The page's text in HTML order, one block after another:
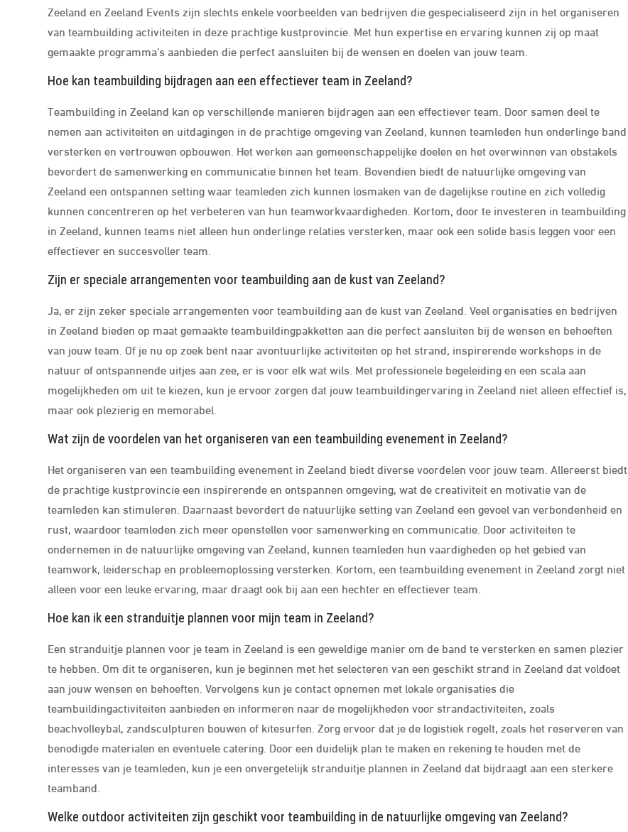
Zeeland en Zeeland Events zijn slechts enkele voorbeelden van bedrijven die gespecialiseerd zijn in het organiseren
van teambuilding activiteiten in deze prachtige kustprovincie. Met hun expertise en ervaring kunnen zij op maat
gemaakte programma’s aanbieden die perfect aansluiten bij de wensen en doelen van jouw team.
Hoe kan teambuilding bijdragen aan een effectiever team in Zeeland?
Teambuilding in Zeeland kan op verschillende manieren bijdragen aan een effectiever team. Door samen deel te
nemen aan activiteiten en uitdagingen in de prachtige omgeving van Zeeland, kunnen teamleden hun onderlinge band
versterken en vertrouwen opbouwen. Het werken aan gemeenschappelijke doelen en het overwinnen van obstakels
bevordert de samenwerking en communicatie binnen het team. Bovendien biedt de natuurlijke omgeving van
Zeeland een ontspannen setting waar teamleden zich kunnen losmaken van de dagelijkse routine en zich volledig
kunnen concentreren op het verbeteren van hun teamworkvaardigheden. Kortom, door te investeren in teambuilding
in Zeeland, kunnen teams niet alleen hun onderlinge relaties versterken, maar ook een solide basis leggen voor een
effectiever en succesvoller team.
Zijn er speciale arrangementen voor teambuilding aan de kust van Zeeland?
Ja, er zijn zeker speciale arrangementen voor teambuilding aan de kust van Zeeland. Veel organisaties en bedrijven
in Zeeland bieden op maat gemaakte teambuildingpakketten aan die perfect aansluiten bij de wensen en behoeften
van jouw team. Of je nu op zoek bent naar avontuurlijke activiteiten op het strand, inspirerende workshops in de
natuur of ontspannende uitjes aan zee, er is voor elk wat wils. Met professionele begeleiding en een scala aan
mogelijkheden om uit te kiezen, kun je ervoor zorgen dat jouw teambuildingervaring in Zeeland niet alleen effectief is,
maar ook plezierig en memorabel.
Wat zijn de voordelen van het organiseren van een teambuilding evenement in Zeeland?
Het organiseren van een teambuilding evenement in Zeeland biedt diverse voordelen voor jouw team. Allereerst biedt
de prachtige kustprovincie een inspirerende en ontspannen omgeving, wat de creativiteit en motivatie van de
teamleden kan stimuleren. Daarnaast bevordert de natuurlijke setting van Zeeland een gevoel van verbondenheid en
rust, waardoor teamleden zich meer openstellen voor samenwerking en communicatie. Door activiteiten te
ondernemen in de natuurlijke omgeving van Zeeland, kunnen teamleden hun vaardigheden op het gebied van
teamwork, leiderschap en probleemoplossing versterken. Kortom, een teambuilding evenement in Zeeland zorgt niet
alleen voor een leuke ervaring, maar draagt ook bij aan een hechter en effectiever team.
Hoe kan ik een stranduitje plannen voor mijn team in Zeeland?
Een stranduitje plannen voor je team in Zeeland is een geweldige manier om de band te versterken en samen plezier
te hebben. Om dit te organiseren, kun je beginnen met het selecteren van een geschikt strand in Zeeland dat voldoet
aan jouw wensen en behoeften. Vervolgens kun je contact opnemen met lokale organisaties die
teambuildingactiviteiten aanbieden en informeren naar de mogelijkheden voor strandactiviteiten, zoals
beachvolleybal, zandsculpturen bouwen of kitesurfen. Zorg ervoor dat je de logistiek regelt, zoals het reserveren van
benodigde materialen en eventuele catering. Door een duidelijk plan te maken en rekening te houden met de
interesses van je teamleden, kun je een onvergetelijk stranduitje plannen in Zeeland dat bijdraagt aan een sterkere
teamband.
Welke outdoor activiteiten zijn geschikt voor teambuilding in de natuurlijke omgeving van Zeeland?